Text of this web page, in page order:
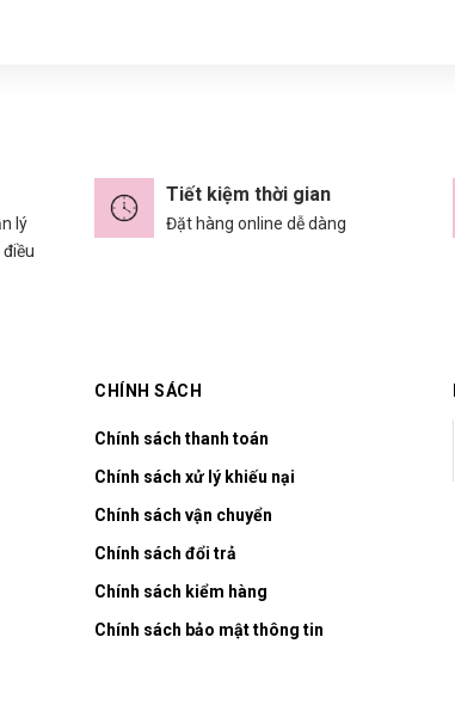
lý
Tiết kiệm thời gian
Đặt hàng online dễ dàng
CHÍNH SÁCH
Chính sách thanh toán
Chính sách xử lý khiếu nại
Chính sách vận chuyển
Chính sách đổi trả
Chính sách kiểm hàng
Chính sách bảo mật thông tin